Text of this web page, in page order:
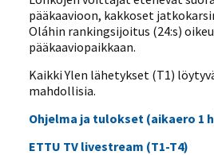
pääkaavioon, kakkoset
Oláhin rankingsijoitus (24:s)
pääkaaviopaikkaan.
Kaikki Ylen lähetykset (T1)
mahdollisia.
Ohjelma ja tulokset (aikaero 1
ETTU TV livestream (T1-T4)